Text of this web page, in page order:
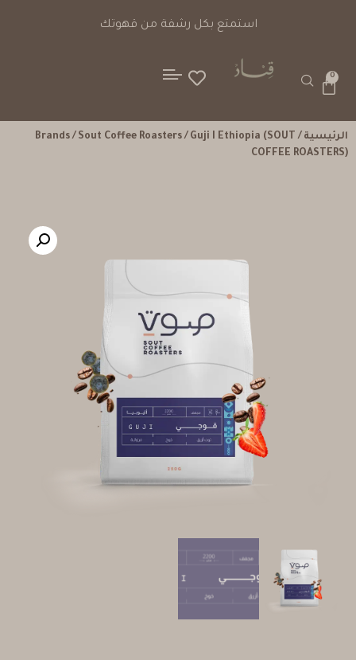
استمتع بكل رشفة من قهوتك
0
الرئيسية /
Brands/ Sout Coffee Roasters/ Guji I Ethiopia (SOUT
COFFEE ROASTERS)